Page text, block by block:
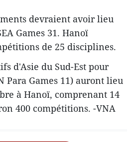
devraient avoir lieu
Games 31. Hanoï
de 25 disciplines.
d'Asie du Sud-Est pour
Para Games 11) auront lieu
à Hanoï, comprenant 14
400 compétitions. -VNA